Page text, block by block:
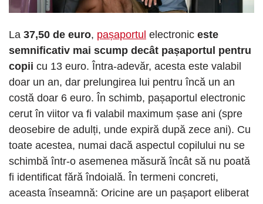
La 37,50 de euro, pașaportul electronic este
semnificativ mai scump decât pașaportul pentru
copii cu 13 euro. Întra-adevăr, acesta este valabil
doar un an, dar prelungirea lui pentru încă un an
costă doar 6 euro. În schimb, pașaportul electronic
cerut în viitor va fi valabil maximum șase ani (spre
deosebire de adulți, unde expiră după zece ani). Cu
toate acestea, numai dacă aspectul copilului nu se
schimbă într-o asemenea măsură încât să nu poată
fi identificat fără îndoială. În termeni concreti,
aceasta înseamnă: Oricine are un pașaport eliberat